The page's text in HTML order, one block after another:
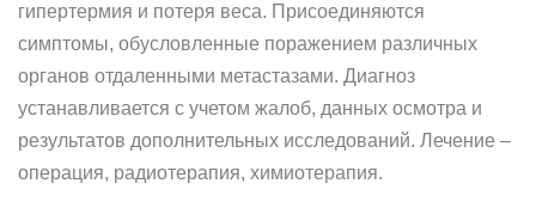
гипертермия и потеря веса. Присоединяются
симптомы, обусловленные поражением различных
органов отдаленными метастазами. Диагноз
устанавливается с учетом жалоб, данных осмотра и
результатов дополнительных исследований. Лечение –
операция, радиотерапия, химиотерапия.